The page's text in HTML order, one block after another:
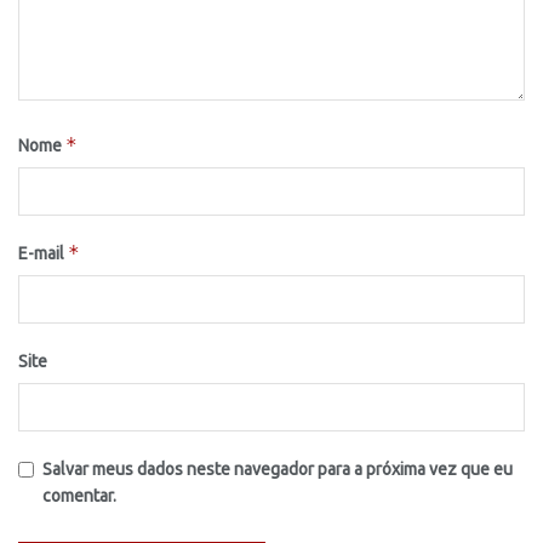
Nome *
E-mail *
Site
Salvar meus dados neste navegador para a próxima vez que eu
comentar.